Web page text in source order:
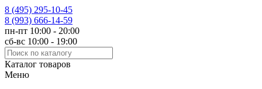
8 (495) 295-10-45
8 (993) 666-14-59
пн-пт 10:00 - 20:00
сб-вс 10:00 - 19:00
Каталог товаров
Меню